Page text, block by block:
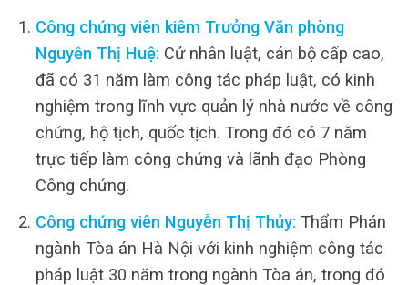
Công chứng viên kiêm Trưởng Văn phòng
Nguyễn Thị Huệ: Cử nhân luật, cán bộ cấp cao,
đã có 31 năm làm công tác pháp luật, có kinh
nghiệm trong lĩnh vực quản lý nhà nước về công
chứng, hộ tịch, quốc tịch. Trong đó có 7 năm
trực tiếp làm công chứng và lãnh đạo Phòng
Công chứng.
Công chứng viên Nguyễn Thị Thủy: Thẩm Phán
ngành Tòa án Hà Nội với kinh nghiệm công tác
pháp luật 30 năm trong ngành Tòa án, trong đó